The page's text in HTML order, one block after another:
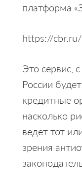
платформа
https://
Это сервис,
России
кредитные
насколько
ведет тот
зрения